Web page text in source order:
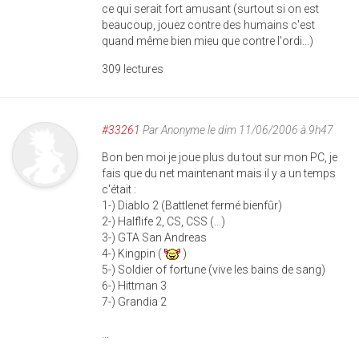
ce qui serait fort amusant (surtout si on est
beaucoup, jouez contre des humains c'est
quand même bien mieu que contre l'ordi...)
309 lectures
#33261 ParAnonymele dim 11/06/2006 à 9h47
Bon ben moi je joue plus du tout sur mon PC, je
fais que du net maintenant mais il y a un temps
c'était :
1-) Diablo 2 (Battlenet fermé bienfûr)
2-) Halflife 2, CS, CSS (...)
3-) GTA San Andreas
4-) Kingpin (
)
5-) Soldier of fortune (vive les bains de sang)
6-) Hittman 3
7-) Grandia 2